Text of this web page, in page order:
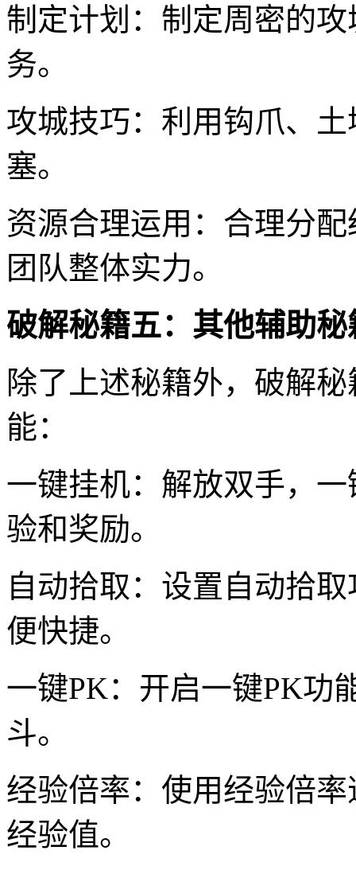
制定计划：制定周密的
务。
攻城技巧：利用钩爪、
塞。
资源合理运用：合理分
团队整体实力。
破解秘籍五：其他辅助秘
除了上述秘籍外，破解
能：
一键挂机：解放双手，
验和奖励。
自动拾取：设置自动拾
便快捷。
一键PK：开启一键PK功
斗。
经验倍率：使用经验倍
经验值。